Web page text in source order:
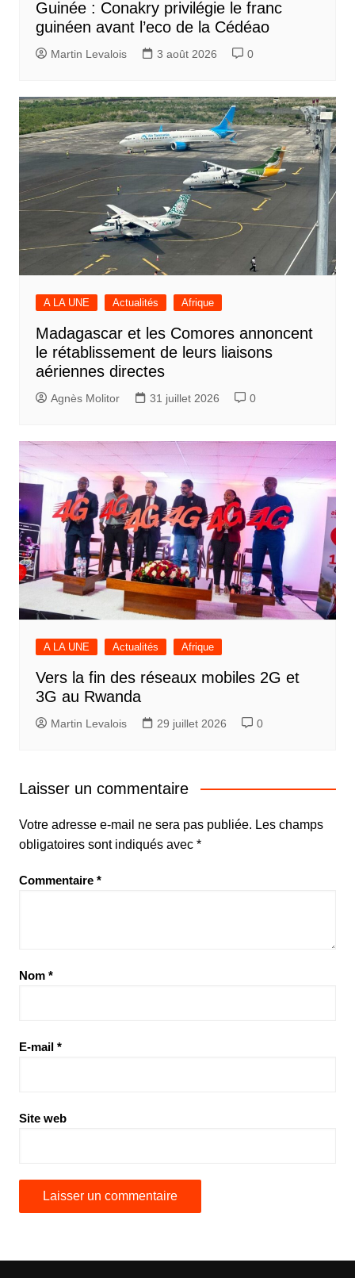
Guinée : Conakry privilégie le franc
guinéen avant l’eco de la Cédéao
Martin Levalois 3 août 2026 0
A LA UNE Actualités Afrique
Madagascar et les Comores annoncent
le rétablissement de leurs liaisons
aériennes directes
Agnès Molitor 31 juillet 2026 0
A LA UNE Actualités Afrique
Vers la fin des réseaux mobiles 2G et
3G au Rwanda
Martin Levalois 29 juillet 2026 0
Laisser un commentaire
Votre adresse e-mail ne sera pas publiée. Les champs
obligatoires sont indiqués avec *
Commentaire *
Nom *
E-mail *
Site web